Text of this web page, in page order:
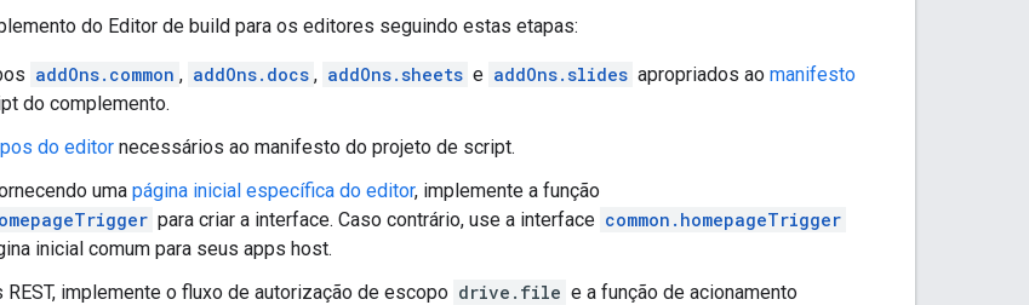
do Editor de build para os editores seguindo estas etapas:
addOns.common , addOns.docs , addOns.sheets e addOns.slides apropriados ao manifesto
do complemento.
do editor necessários ao manifesto do projeto de script.
uma página inicial específica do editor, implemente a função
para criar a interface. Caso contrário, use a interface common.homepageTrigger
inicial comum para seus apps host.
REST, implemente o fluxo de autorização de escopo drive.file e a função de acionamento